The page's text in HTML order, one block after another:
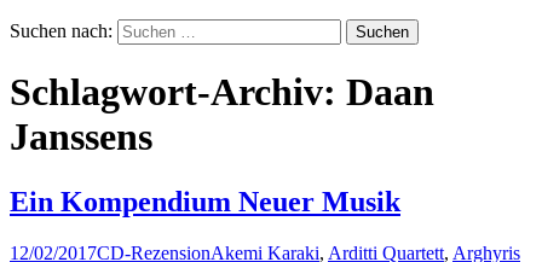
Suchen nach:
Schlagwort-Archiv: Daan
Janssens
Ein Kompendium Neuer Musik
12/02/2017CD-RezensionAkemi Karaki, Arditti Quartett, Arghyris